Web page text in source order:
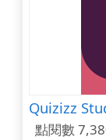
Quizizz
點閱數